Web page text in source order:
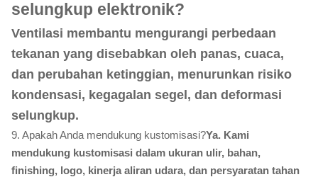
selungkup elektronik?
Ventilasi membantu mengurangi perbedaan
tekanan yang disebabkan oleh panas, cuaca,
dan perubahan ketinggian, menurunkan risiko
kondensasi, kegagalan segel, dan deformasi
selungkup.
9. Apakah Anda mendukung kustomisasi?Ya. Kami
mendukung kustomisasi dalam ukuran ulir, bahan,
finishing, logo, kinerja aliran udara, dan persyaratan tahan